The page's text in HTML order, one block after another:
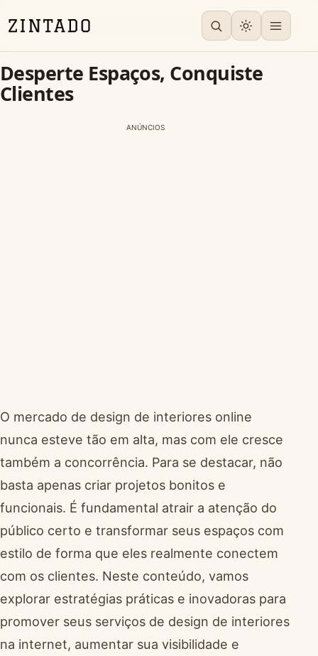
Desperte Espaços, Conquiste
Clientes
ANÚNCIOS
O mercado de design de interiores online
nunca esteve tão em alta, mas com ele cresce
também a concorrência. Para se destacar, não
basta apenas criar projetos bonitos e
funcionais. É fundamental atrair a atenção do
público certo e transformar seus espaços com
estilo de forma que eles realmente conectem
com os clientes. Neste conteúdo, vamos
explorar estratégias práticas e inovadoras para
promover seus serviços de design de interiores
na internet, aumentar sua visibilidade e